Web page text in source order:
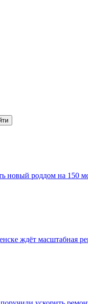
новый роддом на 150
ждёт масштабная